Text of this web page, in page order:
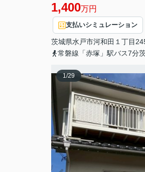
1,400万円
支払いシミュレーション
茨城県水戸市河和田 １丁目
常磐線「赤塚」駅バス7分
1/29